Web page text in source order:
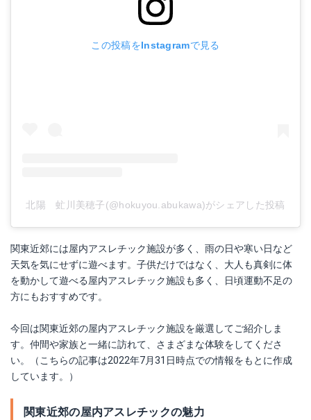
この投稿をInstagramで見る
北陽 虻川美穂子(@hokuyou.abukawa)がシェアした投稿
関東近郊には屋内アスレチック施設が多く、雨の日や寒い日など
天気を気にせずに遊べます。子供だけではなく、大人も真剣に体
を動かして遊べる屋内アスレチック施設も多く、日頃運動不足の
方にもおすすめです。
今回は関東近郊の屋内アスレチック施設を厳選してご紹介しま
す。仲間や家族と一緒に訪れて、さまざまな体験をしてくださ
い。（こちらの記事は2022年7月31日時点での情報をもとに作成
しています。）
関東近郊の屋内アスレチックの魅力